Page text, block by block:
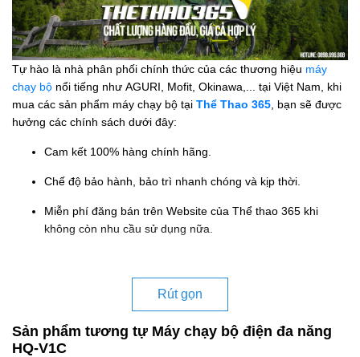
Tự hào là nhà phân phối chính thức của các thương hiệu máy
chạy bộ nổi tiếng như AGURI, Mofit, Okinawa,... tại Việt Nam, khi
mua các sản phẩm máy chạy bộ tại Thể Thao 365 , bạn sẽ được
hưởng các chính sách dưới đây:
Cam kết 100% hàng chính hãng.
Chế độ bảo hành, bảo trì nhanh chóng và kịp thời.
Miễn phí đăng bán trên Website của Thể thao 365 khi
không còn nhu cầu sử dụng nữa.
Rút gọn
Sản phẩm tương tự Máy chạy bộ điện đa năng
HQ-V1C